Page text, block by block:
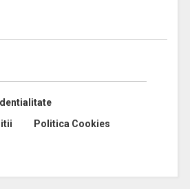
Politica Cookies